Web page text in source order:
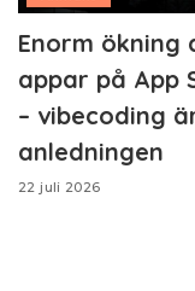
Enorm ökning
appar på App
– vibecoding
anledningen
22 juli 2026